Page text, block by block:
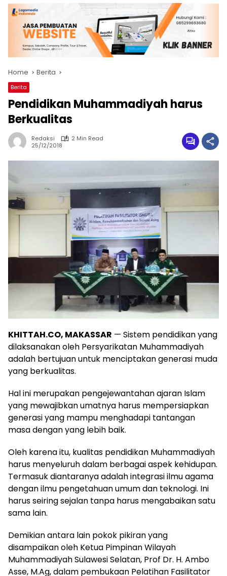
Home Berita
Berita
Pendidikan Muhammadiyah harus
Berkualitas
Redaksi
2 Min Read
25/12/2018
KHITTAH.CO, MAKASSAR — Sistem pendidikan yang
dilaksanakan oleh Persyarikatan Muhammadiyah
adalah bertujuan untuk menciptakan generasi muda
yang berkualitas.
Hal ini merupakan pengejewantahan ajaran Islam
yang mewajibkan umatnya harus mempersiapkan
generasi yang mampu menghadapi tantangan
masa dengan yang lebih baik.
Oleh karena itu, kualitas pendidikan Muhammadiyah
harus menyeluruh dalam berbagai aspek kehidupan.
Termasuk diantaranya adalah integrasi ilmu agama
dengan ilmu pengetahuan umum dan teknologi. Ini
harus seiring sejalan tanpa harus mengabaikan satu
sama lain.
Demikian antara lain pokok pikiran yang
disampaikan oleh Ketua Pimpinan Wilayah
Muhammadiyah Sulawesi Selatan, Prof Dr. H. Ambo
Asse, M.Ag, dalam pembukaan Pelatihan Fasilitator